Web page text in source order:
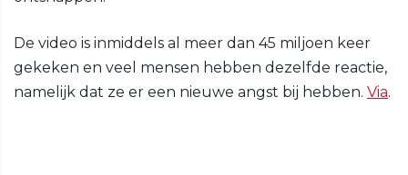
De video is inmiddels al meer dan 45 miljoen keer
gekeken en veel mensen hebben dezelfde reactie,
namelijk dat ze er een nieuwe angst bij hebben. Via.